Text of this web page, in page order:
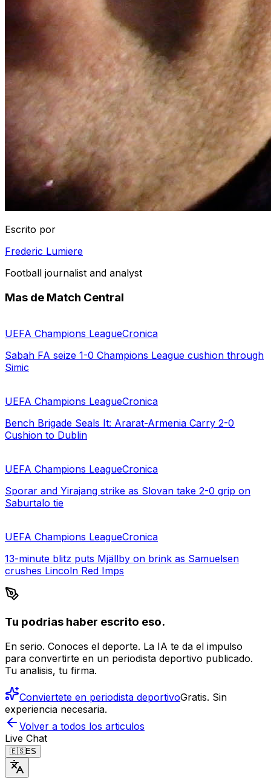
Escrito por
Frederic Lumiere
Football journalist and analyst
Mas de Match Central
UEFA Champions LeagueCronica
Sabah FA seize 1-0 Champions League cushion through
Simic
UEFA Champions LeagueCronica
Bench Brigade Seals It: Ararat-Armenia Carry 2-0
Cushion to Dublin
UEFA Champions LeagueCronica
Sporar and Yirajang strike as Slovan take 2-0 grip on
Saburtalo tie
UEFA Champions LeagueCronica
13-minute blitz puts Mjällby on brink as Samuelsen
crushes Lincoln Red Imps
Tu podrias haber escrito eso.
En serio. Conoces el deporte. La IA te da el impulso
para convertirte en un periodista deportivo publicado.
Tu analisis, tu firma.
Conviertete en periodista deportivoGratis. Sin
experiencia necesaria.
Volver a todos los articulos
Live Chat
🇪🇸ES